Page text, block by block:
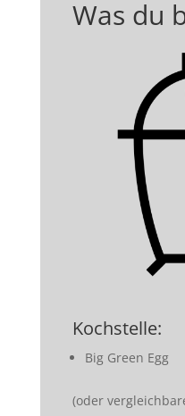
Was du
Kochstelle:
Big Green Egg
(oder